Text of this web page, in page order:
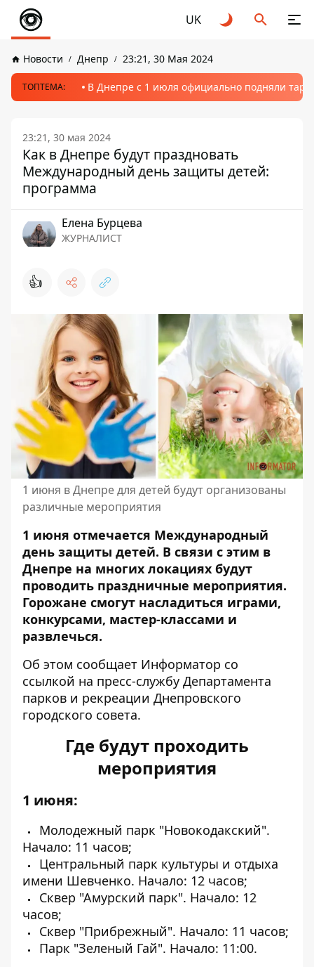
UK
Новости Днепр 23:21, 30 Мая 2024
ТОПТЕМА: В Днепре с 1 июля официально подняли
23:21, 30 мая 2024
Как в Днепре будут праздновать
Международный день защиты детей:
программа
Елена Бурцева
ЖУРНАЛИСТ
👍
1 июня в Днепре для детей будут организованы
различные мероприятия
1 июня отмечается Международный
день защиты детей. В связи с этим в
Днепре на многих локациях будут
проводить праздничные мероприятия.
Горожане смогут насладиться играми,
конкурсами, мастер-классами и
развлечься.
Об этом сообщает Информатор со
ссылкой на пресс-службу Департамента
парков и рекреации Днепровского
городского совета.
Где будут проходить
мероприятия
1 июня:
Молодежный парк "Новокодакский".
Начало: 11 часов;
Центральный парк культуры и отдыха
имени Шевченко. Начало: 12 часов;
Сквер "Амурский парк". Начало: 12
часов;
Сквер "Прибрежный". Начало: 11 часов;
Парк "Зеленый Гай". Начало: 11:00.